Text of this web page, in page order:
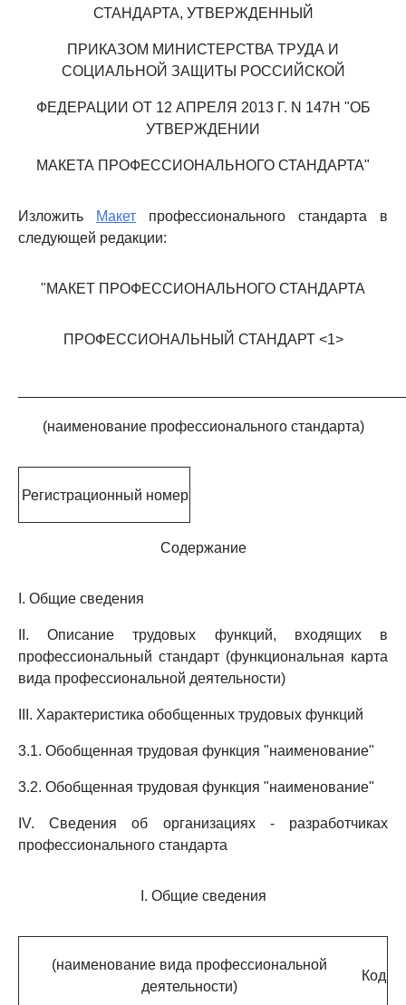
СТАНДАРТА, УТВЕРЖДЕННЫЙ
ПРИКАЗОМ МИНИСТЕРСТВА ТРУДА И
СОЦИАЛЬНОЙ ЗАЩИТЫ РОССИЙСКОЙ
ФЕДЕРАЦИИ ОТ 12 АПРЕЛЯ 2013 Г. N 147Н "ОБ
УТВЕРЖДЕНИИ
МАКЕТА ПРОФЕССИОНАЛЬНОГО СТАНДАРТА"
Изложить Макет профессионального стандарта в
следующей редакции:
"МАКЕТ ПРОФЕССИОНАЛЬНОГО СТАНДАРТА
ПРОФЕССИОНАЛЬНЫЙ СТАНДАРТ <1>
(наименование профессионального стандарта)
Регистрационный номер
Содержание
I. Общие сведения
II. Описание трудовых функций, входящих в
профессиональный стандарт (функциональная карта
вида профессиональной деятельности)
III. Характеристика обобщенных трудовых функций
3.1. Обобщенная трудовая функция "наименование"
3.2. Обобщенная трудовая функция "наименование"
IV. Сведения об организациях - разработчиках
профессионального стандарта
I. Общие сведения
(наименование вида профессиональной
деятельности)
Код